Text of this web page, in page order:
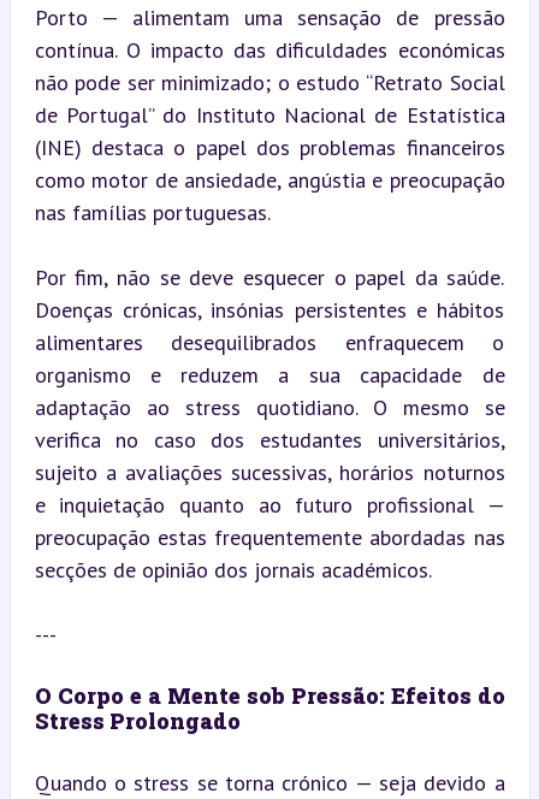
Porto — alimentam uma sensação de pressão
contínua. O impacto das dificuldades económicas
não pode ser minimizado; o estudo “Retrato Social
de Portugal” do Instituto Nacional de Estatística
(INE) destaca o papel dos problemas financeiros
como motor de ansiedade, angústia e preocupação
nas famílias portuguesas.
Por fim, não se deve esquecer o papel da saúde.
Doenças crónicas, insónias persistentes e hábitos
alimentares desequilibrados enfraquecem o
organismo e reduzem a sua capacidade de
adaptação ao stress quotidiano. O mesmo se
verifica no caso dos estudantes universitários,
sujeito a avaliações sucessivas, horários noturnos
e inquietação quanto ao futuro profissional —
preocupação estas frequentemente abordadas nas
secções de opinião dos jornais académicos.
---
O Corpo e a Mente sob Pressão: Efeitos do
Stress Prolongado
Quando o stress se torna crónico — seja devido a